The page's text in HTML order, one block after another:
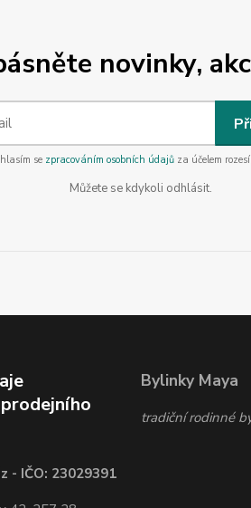
novinky,
se zpracováním osobních údajůza účelem
Můžete se kdykoli odhlásit.
- IČO: 23029391
Bylinky Maya
tradiční rodinné